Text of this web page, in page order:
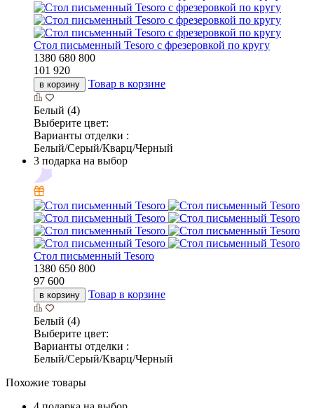
Cтол письменный Tesoro c фрезеровкой по кругу
1380 680 800
101 920
в корзину Товар в корзине
Белый (4)
Выберите цвет:
Варианты отделки :
Белый/Серый/Кварц/Черный
3 подарка на выбор
Cтол письменный Tesoro
1380 650 800
97 600
в корзину Товар в корзине
Белый (4)
Выберите цвет:
Варианты отделки :
Белый/Серый/Кварц/Черный
Похожие товары